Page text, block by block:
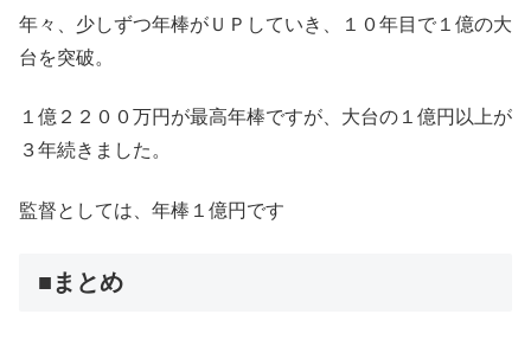
年々、少しずつ年棒がＵＰしていき、１０年目で１億の大
台を突破。
１億２２００万円が最高年棒ですが、大台の１億円以上が
３年続きました。
監督としては、年棒１億円です
■まとめ